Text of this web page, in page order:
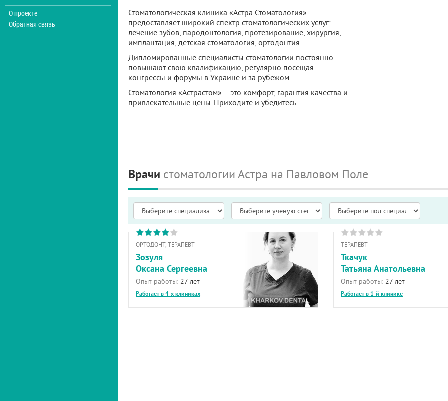
О проекте
Обратная связь
Стоматологическая клиника «Астра Стоматология»
предоставляет широкий спектр стоматологических услуг:
лечение зубов, пародонтология, протезирование, хирургия,
имплантация, детская стоматология, ортодонтия.
Дипломированные специалисты стоматологии постоянно
повышают свою квалификацию, регулярно посещая
конгрессы и форумы в Украине и за рубежом.
Стоматология «Астрастом» – это комфорт, гарантия качества и
привлекательные цены. Приходите и убедитесь.
Врачи стоматологии Астра на Павловом Поле
ОРТОДОНТ, ТЕРАПЕВТ
Зозуля
Оксана Сергеевна
Опыт работы: 27 лет
Работает в 4-х клиниках
ТЕРАПЕВТ
Ткачук
Татьяна Анатольевна
Опыт работы: 27 лет
Работает в 1-й клинике